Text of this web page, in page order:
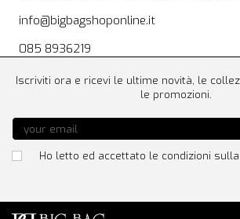
info@bigbagshoponline.it
085 8936219
Iscriviti ora e ricevi le ultime novità, le
le promozioni.
Ho letto ed accettato le condizioni sulla